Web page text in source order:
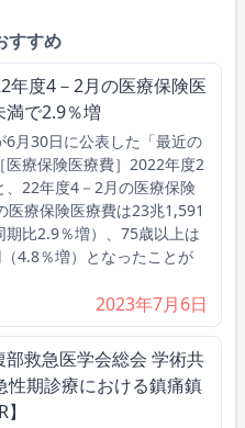
すすめ
年度4－2月の医療保険医
で2.9％増
月30日に公表した「最近の
医療保険医療費］2022年度2
、22年度4－2月の医療保険
医療保険医療費は23兆1,591
期比2.9％増）、75歳以上は
4.8％増）となったことが
2023年7月6日
部救急医学会総会 学術共
性期診療における鎮痛鎮